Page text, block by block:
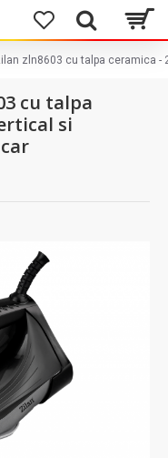
zln8603 cu talpa ceramica
cu talpa
si